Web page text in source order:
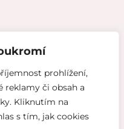
prohlížení,
reklamy či obsah a
Kliknutím na
s tím, jak cookies